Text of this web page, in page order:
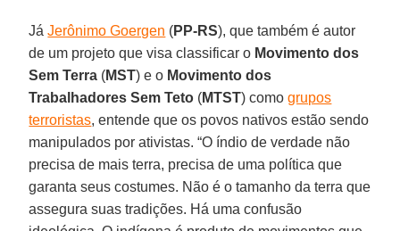
JáJerônimo Goergen (PP-RS), que também é autor
de um projeto que visa classificar o Movimento dos
Sem Terra (MST) e o Movimento dos
Trabalhadores Sem Teto (MTST) comogrupos
terroristas, entende que os povos nativos estão sendo
manipulados por ativistas. “O índio de verdade não
precisa de mais terra, precisa de uma política que
garanta seus costumes. Não é o tamanho da terra que
assegura suas tradições. Há uma confusão